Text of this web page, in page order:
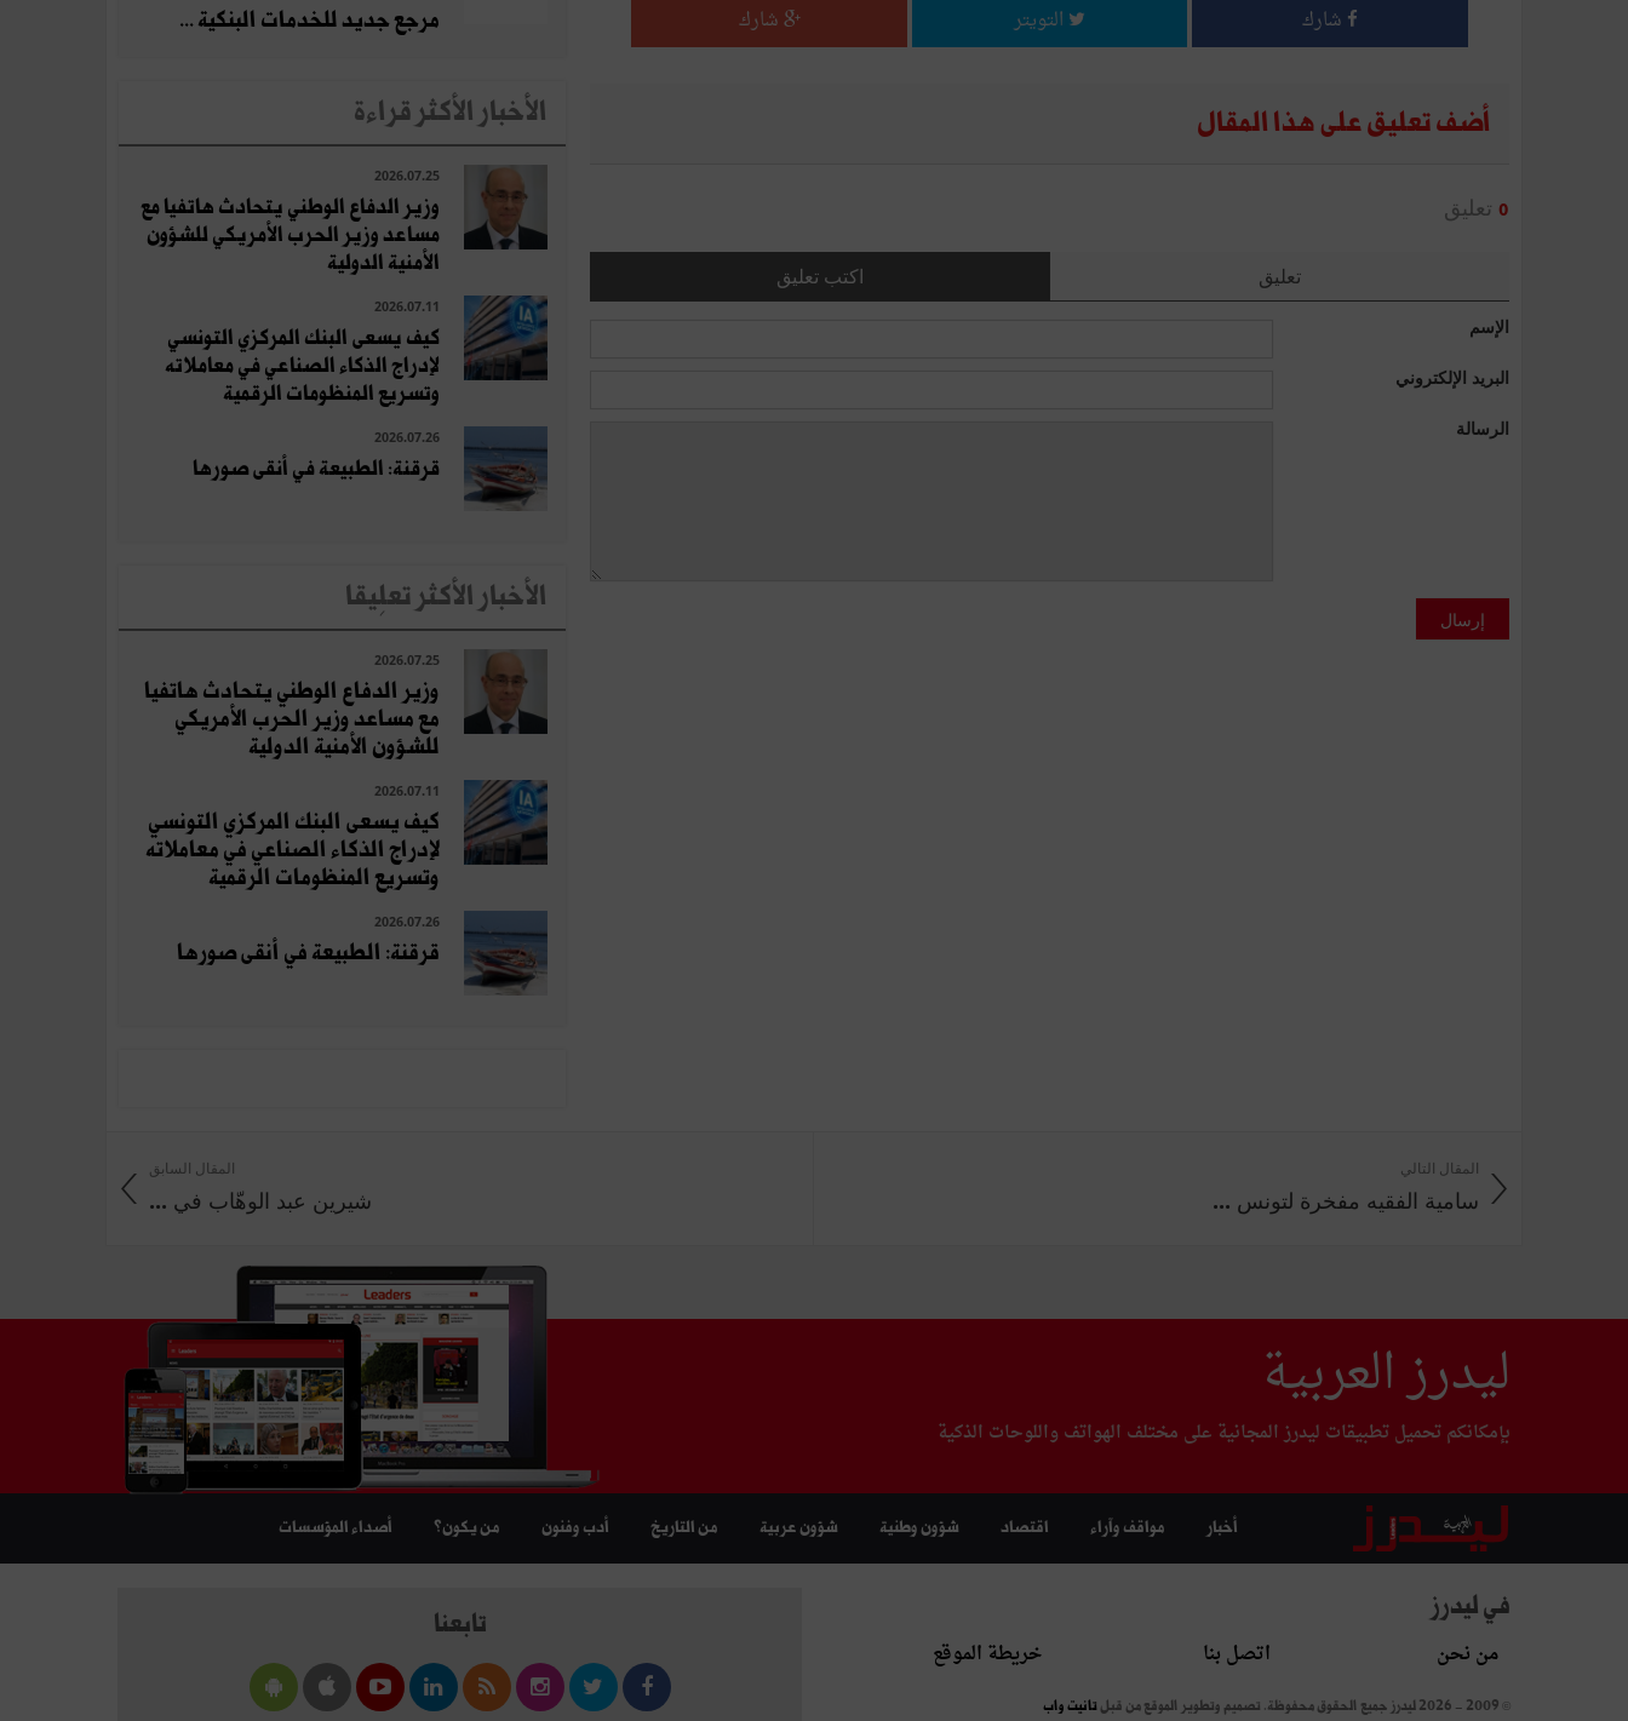
شارك التويتر شارك
أضف تعليق على هذا المقال
0 تعليق
اكتب تعليق تعليق
الإسم
البريد الإلكتروني
الرسالة
إرسال
مرجع جديد للخدمات البنكية ...
الأخبار الأكثر قراءة
2026.07.25
وزير الدفاع الوطني يتحادث هاتفيا مع
مساعد وزير الحرب الأمريكي للشؤون
الأمنية الدولية
2026.07.11
كيف يسعى البنك المركزي التونسي
لإدراج الذكاء الصناعي في معاملاته
وتسريع المنظومات الرقمية
2026.07.26
قرقنة: الطبيعة في أنقى صورها
الأخبار الأكثر تعلِيقا
2026.07.25
وزير الدفاع الوطني يتحادث هاتفيا
مع مساعد وزير الحرب الأمريكي
للشؤون الأمنية الدولية
2026.07.11
كيف يسعى البنك المركزي التونسي
لإدراج الذكاء الصناعي في معاملاته
وتسريع المنظومات الرقمية
2026.07.26
قرقنة: الطبيعة في أنقى صورها
المقال السابق
شيرين عبد الوهّاب في ...
المقال التالي
سامية الفقيه مفخرة لتونس ...
ليدرز العربية
بإمكانكم تحميل تطبيقات ليدرز المجانية على مختلف الهواتف واللوحات الذكية
أخبار مواقف وآراء اقتصاد شؤون وطنية شؤون عربية من التاريخ أدب وفنون من يكون؟ أصداء المؤسسات
في ليدرز
من نحن اتصل بنا خريطة الموقع
© 2009 - 2026 ليدرز جميع الحقوق محفوظة. تصميم وتطوير الموقع من قبل تانيت واب
تابعنا